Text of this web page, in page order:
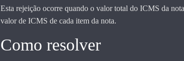
Esta rejeição ocorre quando o valor total do ICMS da
valor de ICMS de cada item da nota.
Como resolver